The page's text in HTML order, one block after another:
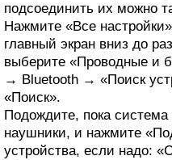
подсоединить их можно
Нажмите «Все
главный экран вниз до
выберите «Проводные и
→ Bluetooth → «Поиск
«Поиск».
Подождите, пока
наушники, и нажмите
устройства, если надо: